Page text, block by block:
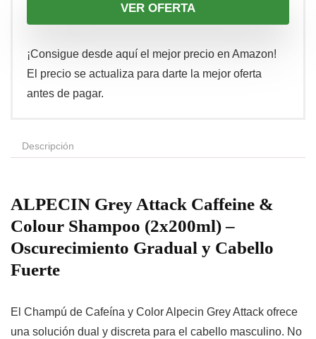
VER OFERTA
¡Consigue desde aquí el mejor precio en Amazon!
El precio se actualiza para darte la mejor oferta
antes de pagar.
Descripción
ALPECIN Grey Attack Caffeine &
Colour Shampoo (2x200ml) –
Oscurecimiento Gradual y Cabello
Fuerte
El Champú de Cafeína y Color Alpecin Grey Attack ofrece
una solución dual y discreta para el cabello masculino. No